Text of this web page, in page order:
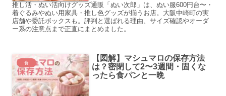
推し活・ぬい活向けグッズ通販「ぬい次郎」は、ぬい服600円台〜・
着ぐるみやぬい用家具・推し色グッズが揃うお店。大阪中崎町の実
店舗や委託ボックスも。評判と選ばれる理由、サイズ確認やオーダ
ー系の注意点まで正直にまとめました。
食
【図解】マシュマロの保存方法
は？密閉して2〜3週間・固くな
ったら食パンと一晩